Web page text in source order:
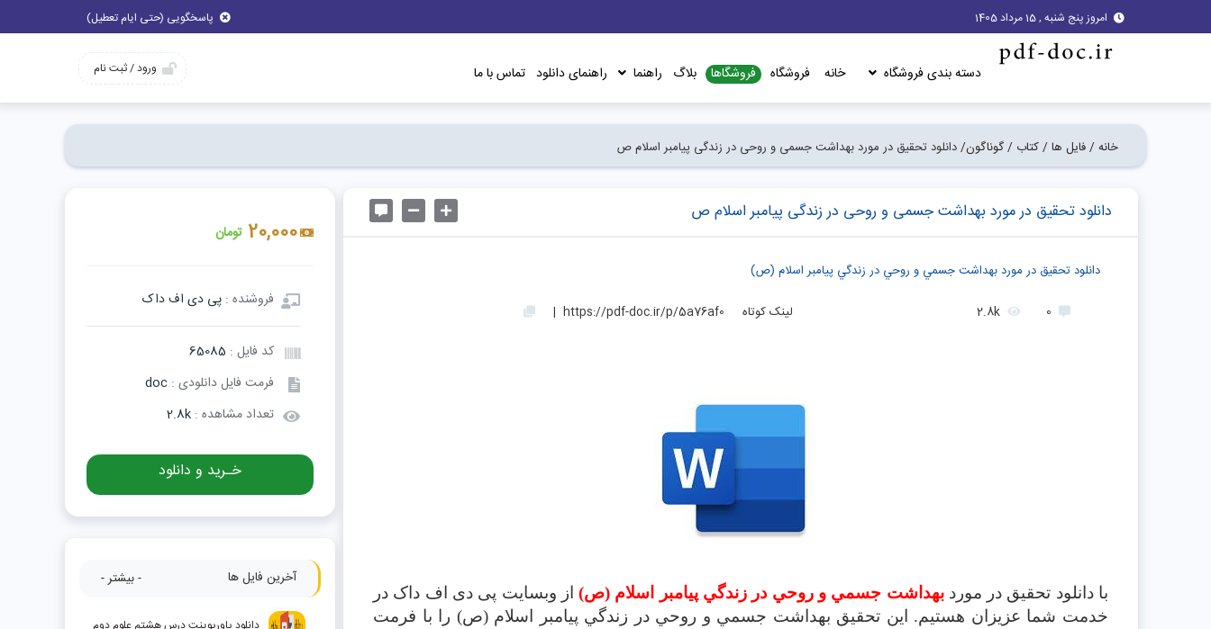
امروز پنج شنبه , 15 مرداد 1405 پاسخگویی (حتی ایام تعطیل)
دسته بندی فروشگاه خانه فروشگاه فروشگاها بلاگ راهنما راهنمای دانلود تماس با ما ورود / ثبت نام
خانه /فایل ها /کتاب /گوناگون/دانلود تحقیق در مورد بهداشت جسمی و روحی در زندگی پیامبر اسلام ص
20,000 تومان
فروشنده : پی دی اف داک
کد فایل : 65085
فرمت فایل دانلودی : doc
تعداد مشاهده : 2.8k
خـرید و دانلود
آخرین فایل ها - بیشتر -
دانلود تحقیق در مورد بهداشت جسمی و روحی در زندگی پیامبر اسلام ص
دانلود تحقیق در مورد بهداشت جسمي و روحي در زندگي پيامبر اسلام (ص)
0
2.8k لینک کوتاه |
با دانلود تحقیق در موردبهداشت جسمي و روحي در زندگي پيامبر اسلام (ص)از وبسایت پی دی اف داک در
خدمت شما عزیزان هستیم. این تحقیق بهداشت جسمي و روحي در زندگي پيامبر اسلام (ص) را با فرمت